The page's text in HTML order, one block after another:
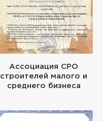
Ассоциация СРО
строителей малого и
среднего бизнеса